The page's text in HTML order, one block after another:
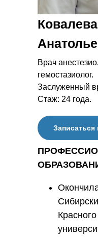
Врач
гемостазиолог.
Заслуженный
Стаж: 24 года.
Записаться